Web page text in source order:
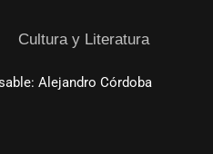
Cultura y Literatura
Alejandro Córdoba